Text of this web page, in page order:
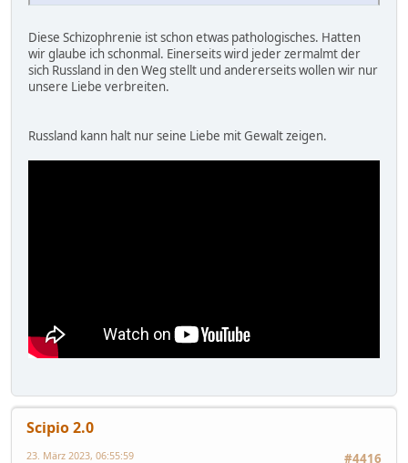
Diese Schizophrenie ist schon etwas pathologisches. Hatten
wir glaube ich schonmal. Einerseits wird jeder zermalmt der
sich Russland in den Weg stellt und andererseits wollen wir nur
unsere Liebe verbreiten.
Russland kann halt nur seine Liebe mit Gewalt zeigen.
Scipio 2.0
#4416
23. März 2023, 06:55:59